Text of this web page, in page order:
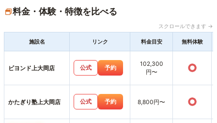
料金・体験・特徴を比べる
スクロールできます →
施設名 リンク 料金目安 無料体験
ビヨンド上大岡店 公式 予約
102,300
円〜
○
かたぎり塾上大岡店 公式 予約 8,800円〜 ○